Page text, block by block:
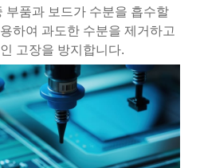
부품과 보드가 수분을 흡수할
하여 과도한 수분을 제거하고
고장을 방지합니다.